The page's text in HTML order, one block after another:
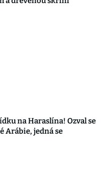
na Haraslína! Ozval se
Arábie, jedná se